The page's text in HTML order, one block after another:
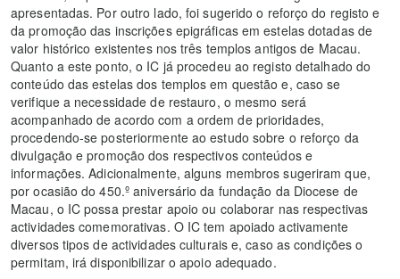
apresentadas. Por outro lado, foi sugerido o reforço do registo e
da promoção das inscrições epigráficas em estelas dotadas de
valor histórico existentes nos três templos antigos de Macau.
Quanto a este ponto, o IC já procedeu ao registo detalhado do
conteúdo das estelas dos templos em questão e, caso se
verifique a necessidade de restauro, o mesmo será
acompanhado de acordo com a ordem de prioridades,
procedendo-se posteriormente ao estudo sobre o reforço da
divulgação e promoção dos respectivos conteúdos e
informações. Adicionalmente, alguns membros sugeriram que,
por ocasião do 450.º aniversário da fundação da Diocese de
Macau, o IC possa prestar apoio ou colaborar nas respectivas
actividades comemorativas. O IC tem apoiado activamente
diversos tipos de actividades culturais e, caso as condições o
permitam, irá disponibilizar o apoio adequado.